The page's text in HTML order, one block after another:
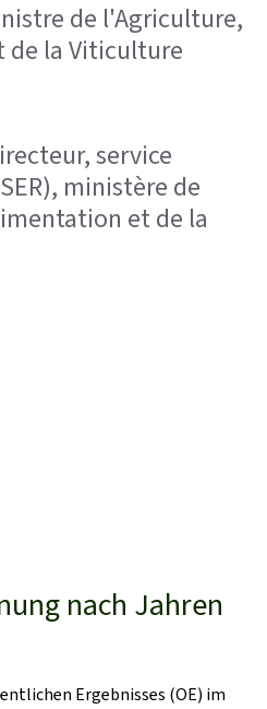
de l'Agriculture,
la Viticulture
service
ministère de
et de la
nach Jahren
Ergebnisses (OE) im